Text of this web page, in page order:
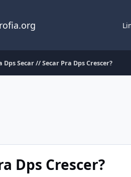
Dps Secar // Secar Pra Dps Crescer?
Dps Crescer?